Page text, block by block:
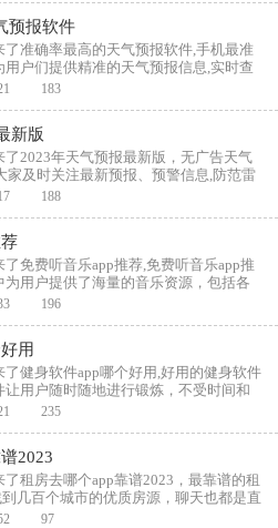
预报软件
准确率最高的天气预报软件,手机最准
用户们提供精准的天气预报信息,实时查
,未来15天天气预报预测,官方免费推荐最
183
新版
2023年天气预报最新版，无广告天气
家及时关注最新预报、预警信息,防范雷
对流天气对交通出行等方面的不利影
188
免费听音乐app推荐,免费听音乐app推
用户提供了海量的音乐资源，包括各
足不同用户的需求，而且用户不需要会
196
用
健身软件app哪个好用,好用的健身软件
用户随时随地进行锻炼，不受时间和
在家里、健身房还是旅行中，都可以通
235
2023
租房去哪个app靠谱2023，最靠谱的租
几百个城市的优质房源，聊天也都是直
样就会避免有中介自己再偷偷收取费
97